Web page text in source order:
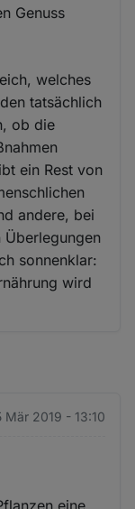
Genuss
welches
tatsächlich
ob die
ein Rest von
andere, bei
Überlegungen
sonnenklar:
wird
Mär 2019 - 13:10